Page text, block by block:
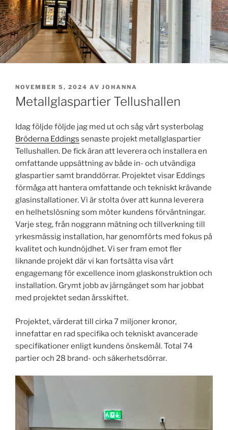
PUBLICERAT
NOVEMBER 5, 2024 AV JOHANNA
Metallglaspartier Tellushallen
Idag följde följde jag med ut och såg vårt systerbolag
Bröderna Eddings senaste projekt metallglaspartier
Tellushallen. De fick äran att leverera och installera en
omfattande uppsättning av både in- och utvändiga
glaspartier samt branddörrar. Projektet visar Eddings
förmåga att hantera omfattande och tekniskt krävande
glasinstallationer. Vi är stolta över att kunna leverera
en helhetslösning som möter kundens förväntningar.
Varje steg, från noggrann mätning och tillverkning till
yrkesmässig installation, har genomförts med fokus på
kvalitet och kundnöjdhet. Vi ser fram emot fler
liknande projekt där vi kan fortsätta visa vårt
engagemang för excellence inom glaskonstruktion och
installation. Grymt jobb av järngänget som har jobbat
med projektet sedan årsskiftet.
Projektet, värderat till cirka 7 miljoner kronor,
innefattar en rad specifika och tekniskt avancerade
specifikationer enligt kundens önskemål. Total 74
partier och 28 brand- och säkerhetsdörrar.